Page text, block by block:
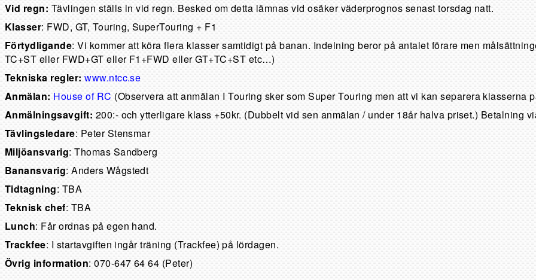
Vid regn: Tävlingen ställs in vid regn. Besked om detta lämnas vid osäker väderprognos senast torsdag natt.
Klasser: FWD, GT, Touring, SuperTouring + F1
Förtydligande: Vi kommer att köra flera klasser samtidigt på banan. Indelning beror på antalet förare men
TC+ST eller FWD+GT eller F1+FWD eller GT+TC+ST etc…)
Tekniska regler: www.ntcc.se
Anmälan: House of RC (Observera att anmälan I Touring sker som Super Touring men att vi kan separera klasserna
Anmälningsavgift: 200:- och ytterligare klass +50kr. (Dubbelt vid sen anmälan / under 18år halva priset.) Betalning
Tävlingsledare: Peter Stensmar
Miljöansvarig: Thomas Sandberg
Banansvarig: Anders Wågstedt
Tidtagning: TBA
Teknisk chef: TBA
Lunch: Får ordnas på egen hand.
Trackfee: I startavgiften ingår träning (Trackfee) på lördagen.
Övrig information: 070-647 64 64 (Peter)